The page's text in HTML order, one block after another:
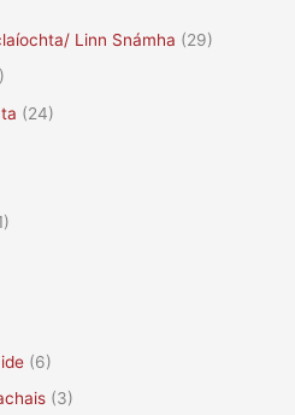
Linn Snámha (29)
(24)
(6)
(3)